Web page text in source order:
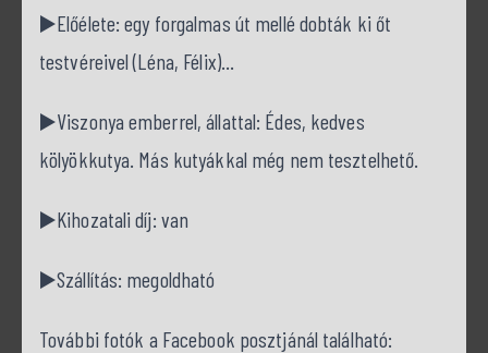
▶️Előélete: egy forgalmas út mellé dobták ki őt
testvéreivel (Léna, Félix)…
▶️Viszonya emberrel, állattal: Édes, kedves
kölyökkutya. Más kutyákkal még nem tesztelhető.
▶️Kihozatali díj: van
▶️Szállítás: megoldható
További fotók a Facebook posztjánál található: